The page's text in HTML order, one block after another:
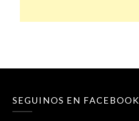
SEGUINOS EN FACEBOOK